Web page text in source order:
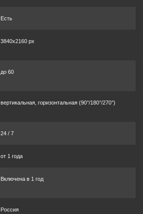
Есть
3840x2160 px
до 60
вертикальная, горизонтальная (90°/180°/270°)
24 / 7
от 1 года
Включена в 1 год
Россия